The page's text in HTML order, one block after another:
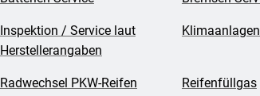
Inspektion / Service laut
Herstellerangaben
Radwechsel PKW-Reifen Reifenfüllgas